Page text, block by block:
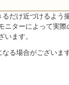
だけ近づけるよう
ニターによって実
います。
る場合がございま